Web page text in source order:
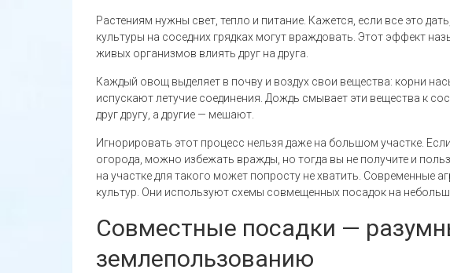
Растениям нужны свет, тепло и питание. Кажется, если все это
культуры на соседних грядках могут враждовать. Этот эффект
живых организмов влиять друг на друга.
Каждый овощ выделяет в почву и воздух свои вещества: корни
испускают летучие соединения. Дождь смывает эти вещества к
друг другу, а другие — мешают.
Игнорировать этот процесс нельзя даже на большом участке.
огорода, можно избежать вражды, но тогда вы не получите и
на участке для такого может попросту не хватить. Современные
культур. Они используют схемы совмещенных посадок на
Совместные посадки —
землепользованию